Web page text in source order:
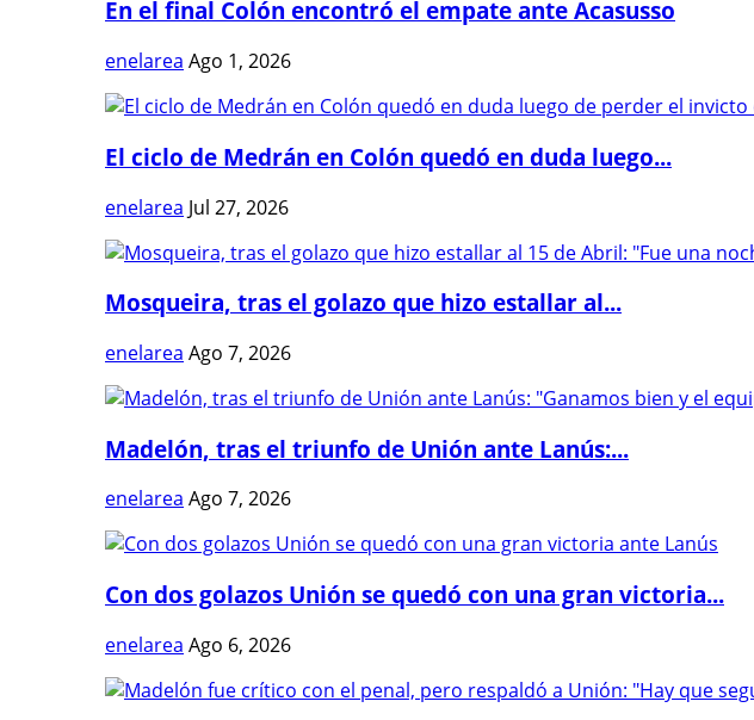
En el final Colón encontró el empate ante Acasusso
enelarea Ago 1, 2026
El ciclo de Medrán en Colón quedó en duda luego...
enelarea Jul 27, 2026
Mosqueira, tras el golazo que hizo estallar al...
enelarea Ago 7, 2026
Madelón, tras el triunfo de Unión ante Lanús:...
enelarea Ago 7, 2026
Con dos golazos Unión se quedó con una gran victoria...
enelarea Ago 6, 2026